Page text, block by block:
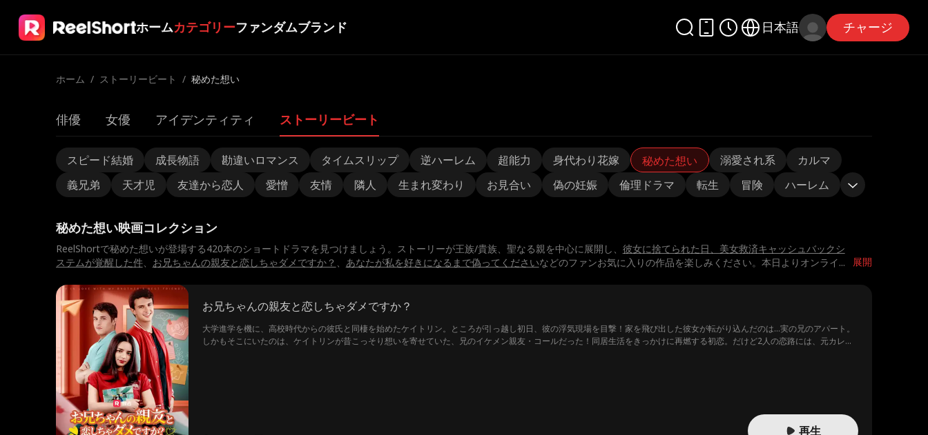
ホームカテゴリーファンダムブランド 日本語 チャージ
ホーム / ストーリービート / 秘めた想い
俳優 女優 アイデンティティ ストーリービート
スピード結婚 成長物語 勘違いロマンス タイムスリップ 逆ハーレム 超能力 身代わり花嫁 秘めた想い 溺愛され系
カルマ
義兄弟
天才児 友達から恋人 愛憎 友情 隣人 生まれ変わり お見合い 偽の妊娠 倫理ドラマ 転生 冒険 ハーレム
秘めた想い映画コレクション
展開
ReelShortで秘めた想いが登場する420本のショートドラマを見つけましょう。ストーリーが王族/貴族、聖なる親を中心に展開し、 彼女に捨てられた日、美女救済キャッシュバックシ
ステムが覚醒した件、 お兄ちゃんの親友と恋しちゃダメですか？ 、 あなたが私を好きになるまで偽ってくださいなどのファンお気に入りの作品を楽しみください。本日よりオンライ...
お兄ちゃんの親友と恋しちゃダメですか？
大学進学を機に、高校時代からの彼氏と同棲を始めたケイトリン。ところが引っ越し初日、彼の浮気現場を目撃！家を飛び出した彼女が転がり込んだのは…実の兄のアパート。
しかもそこにいたのは、ケイトリンが昔こっそり想いを寄せていた、兄のイケメン親友・コールだった！同居生活をきっかけに再燃する初恋。だけど2人の恋路には、元カレカ
再生